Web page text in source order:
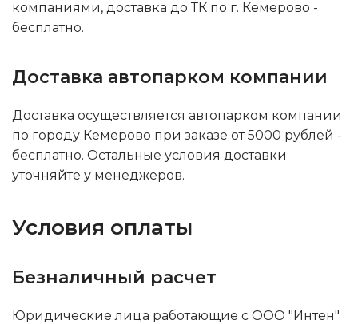
компаниями, доставка до ТК по г. Кемерово -
бесплатно.
Доставка автопарком компании
Доставка осуществляется автопарком компании
по городу Кемерово при заказе от 5000 рублей -
бесплатно. Остальные условия доставки
уточняйте у менеджеров.
Условия оплаты
Безналичный расчет
Юридические лица работающие с ООО "Интен"